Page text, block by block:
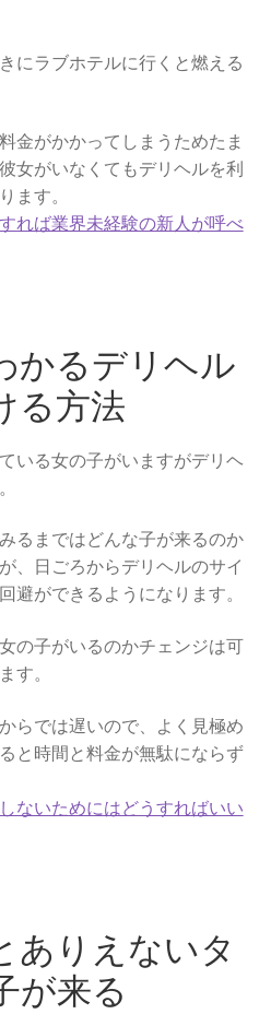
にラブホテルに行くと燃える
金がかかってしまうためたま
女がいなくてもデリヘルを利
ます。
れば業界未経験の新人が呼べ
かるデリヘル
る方法
いる女の子がいますがデリヘ
るまではどんな子が来るのか
、日ごろからデリヘルのサイ
避ができるようになります。
の子がいるのかチェンジは可
す。
らでは遅いので、よく見極め
と時間と料金が無駄にならず
ないためにはどうすればいい
ありえないタ
が来る